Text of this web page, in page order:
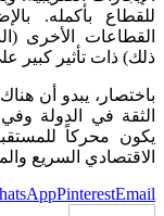
للقطاع بأكمله.
القطاعات الأخرى
ذلك) ذات تأثير كبير
باختصار، يبدو أن
الثقة في الدولة
يكون محركاً
الاقتصادي السريع
PinterestEmail